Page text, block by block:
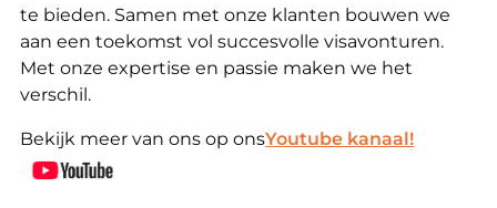
te bieden. Samen met onze klanten bouwen we
aan een toekomst vol succesvolle visavonturen.
Met onze expertise en passie maken we het
verschil.
Bekijk meer van ons op onsYoutube kanaal!